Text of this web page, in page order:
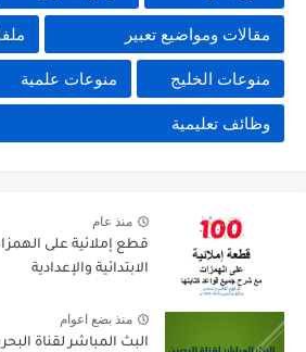
مقالات ومواضيع تعبير
منوعات الخليج منوعات علمية
وظائف تعليمية
منذ عام
قطع إملائية على
الابتدائية والإعدادية
منذ بضع اعوام
البث المباشر لقناة